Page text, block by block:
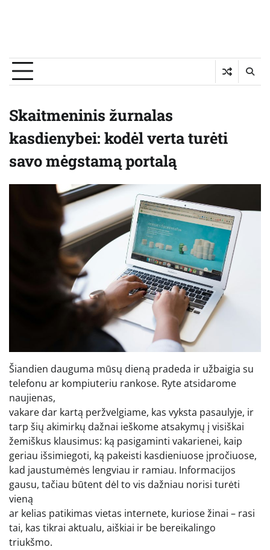
Skaitmeninis žurnalas
kasdienybei: kodėl verta turėti
savo mėgstamą portalą
Šiandien dauguma mūsų dieną pradeda ir užbaigia su
telefonu ar kompiuteriu rankose. Ryte atsidarome
naujienas,
vakare dar kartą peržvelgiame, kas vyksta pasaulyje, ir
tarp šių akimirkų dažnai ieškome atsakymų į visiškai
žemiškus klausimus: ką pasigaminti vakarienei, kaip
geriau išsimiegoti, ką pakeisti kasdieniuose įpročiuose,
kad jaustumėmės lengviau ir ramiau. Informacijos
gausu, tačiau būtent dėl to vis dažniau norisi turėti
vieną
ar kelias patikimas vietas internete, kuriose žinai – rasi
tai, kas tikrai aktualu, aiškiai ir be bereikalingo
triukšmo.